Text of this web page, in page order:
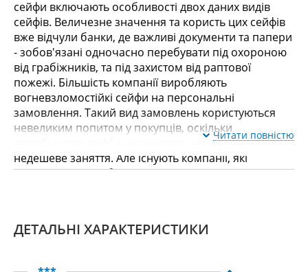
сейфи включають особливості двох даних видів
сейфів. Величезне значення та користь цих сейфів
вже відчули банки, де важливі документи та папери
- зобов'язані одночасно перебувати під охороною
від грабіжників, та під захистом від раптової
пожежі. Більшість компанії виробляють
вогневзломостійкі сейфи на персональні
замовлення. Такий вид замовлень користуються
невеликим попитом у покупців, оскільки
виробництво сейфа на замовлення досить
недешеве заняття. Але існують компанії, які
налагодили виробництво на широкий випуск
характеристиках, мають і невеликі недоліки.
часто застосовують у квартирах та офісах. Другим
Читати повністю
ДЕТАЛЬНІ ХАРАКТЕРИСТИКИ